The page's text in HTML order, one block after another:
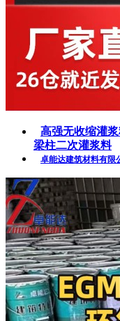
高强无收缩灌
梁柱二次灌浆料
卓能达建筑材料有限